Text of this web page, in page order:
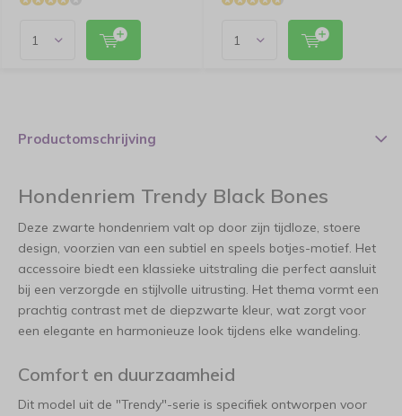
Productomschrijving
Hondenriem Trendy Black Bones
Deze zwarte hondenriem valt op door zijn tijdloze, stoere
design, voorzien van een subtiel en speels botjes-motief. Het
accessoire biedt een klassieke uitstraling die perfect aansluit
bij een verzorgde en stijlvolle uitrusting. Het thema vormt een
prachtig contrast met de diepzwarte kleur, wat zorgt voor
een elegante en harmonieuze look tijdens elke wandeling.
Comfort en duurzaamheid
Dit model uit de "Trendy"-serie is specifiek ontworpen voor